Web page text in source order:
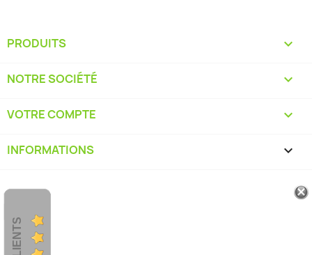
PRODUITS 
NOTRE SOCIÉTÉ 
VOTRE COMPTE 
INFORMATIONS keyboard_arrow_down